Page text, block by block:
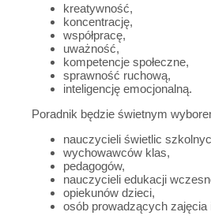
kreatywność,
koncentrację,
współpracę,
uważność,
kompetencje społeczne,
sprawność ruchową,
inteligencję emocjonalną.
Poradnik będzie świetnym
nauczycieli świetlic
wychowawców klas,
pedagogów,
nauczycieli edukacji
opiekunów dzieci,
osób prowadzących zajęcia